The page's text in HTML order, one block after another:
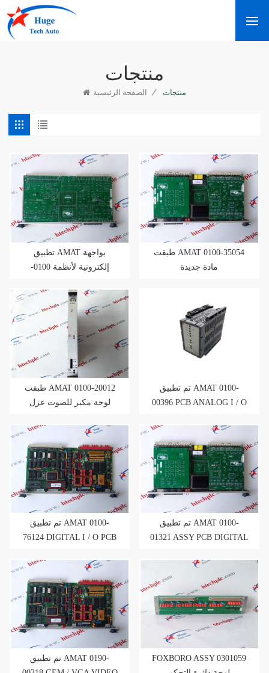
منتجات
الصفحة الرئيسية / منتجات
تطبيق AMAT بواجهة
إلكترونية لأنظمة 0100-
طبقت AMAT 0100-35054
مادة جديدة
طبقت AMAT 0100-20012
لوحة مكبر للصوت عزل
تم تطبيق AMAT 0100-
00396 PCB ANALOG I / O
تم تطبيق AMAT 0100-
76124 DIGITAL I / O PCB
تم تطبيق AMAT 0100-
01321 ASSY PCB DIGITAL
تم تطبيق AMAT 0190-
FOXBORO ASSY 0301059